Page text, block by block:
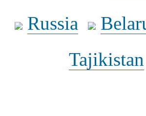
Russia
Tajikistan